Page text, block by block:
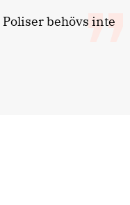
Poliser behövs inte